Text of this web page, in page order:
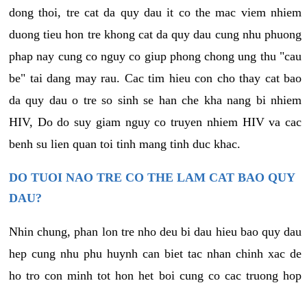
dong thoi, tre cat da quy dau it co the mac viem nhiem
duong tieu hon tre khong cat da quy dau cung nhu phuong
phap nay cung co nguy co giup phong chong ung thu "cau
be" tai dang may rau. Cac tim hieu con cho thay cat bao
da quy dau o tre so sinh se han che kha nang bi nhiem
HIV, Do do suy giam nguy co truyen nhiem HIV va cac
benh su lien quan toi tinh mang tinh duc khac.
DO TUOI NAO TRE CO THE LAM CAT BAO QUY
DAU?
Nhin chung, phan lon tre nho deu bi dau hieu bao quy dau
hep cung nhu phu huynh can biet tac nhan chinh xac de
ho tro con minh tot hon het boi cung co cac truong hop